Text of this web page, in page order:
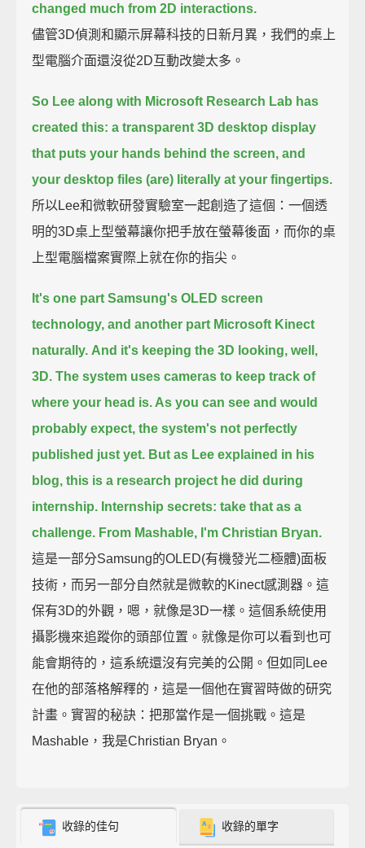
changed much from 2D interactions.
儘管3D偵測和顯示屏幕科技的日新月異，我們的桌上
型電腦介面還沒從2D互動改變太多。
So Lee along with Microsoft Research Lab has
created this:a transparent 3D desktop display
that puts your hands behind the screen, and
your desktop files (are) literally at your fingertips.
所以Lee和微軟研發實驗室一起創造了這個：一個透
明的3D桌上型螢幕讓你把手放在螢幕後面，而你的桌
上型電腦檔案實際上就在你的指尖。
It's one part Samsung's OLED screen
technology, and another part Microsoft Kinect
naturally. And it's keeping the 3D looking, well,
3D.The system uses cameras to keep track of
where your head is. As you can see and would
probably expect, the system's not perfectly
published just yet. But as Lee explained in his
blog, this is a research project he did during
internship. Internship secrets: take that as a
challenge. From Mashable, I'm Christian Bryan.
這是一部分Samsung的OLED(有機發光二極體)面板
技術，而另一部分自然就是微軟的Kinect感測器。這
保有3D的外觀，嗯，就像是3D一樣。這個系統使用
攝影機來追蹤你的頭部位置。就像是你可以看到也可
能會期待的，這系統還沒有完美的公開。但如同Lee
在他的部落格解釋的，這是一個他在實習時做的研究
計畫。實習的秘訣：把那當作是一個挑戰。這是
Mashable，我是Christian Bryan。
收錄的佳句 收錄的單字